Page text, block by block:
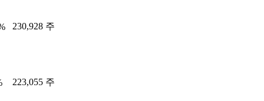
230,928 주
223,055 주